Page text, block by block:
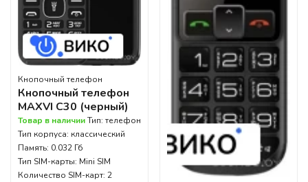
Кнопочный телефон
Кнопочный телефон
MAXVI C30 (черный)
Товар в наличииТип: телефон
Тип корпуса: классический
Память: 0.032 Гб
Тип SIM-карты: Mini SIM
Количество SIM-карт: 2